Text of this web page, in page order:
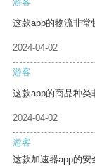
这款app的物流非常
2024-04-02
游客
这款app的商品种类
2024-04-02
游客
这款加速器app的